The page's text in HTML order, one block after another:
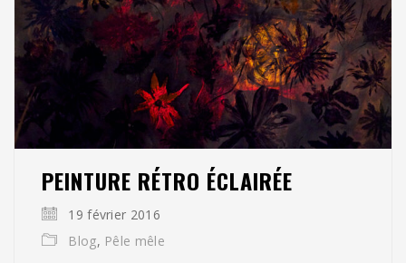
PEINTURE RÉTRO ÉCLAIRÉE
19 février 2016
Blog, Pêle mêle